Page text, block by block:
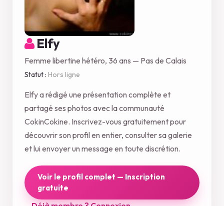
Elfy
Femme libertine hétéro, 36 ans — Pas de Calais
Statut : Hors ligne
Elfy a rédigé une présentation complète et
partagé ses photos avec la communauté
CokinCokine. Inscrivez-vous gratuitement pour
découvrir son profil en entier, consulter sa galerie
et lui envoyer un message en toute discrétion.
Voir le profil complet — Inscription
gratuite